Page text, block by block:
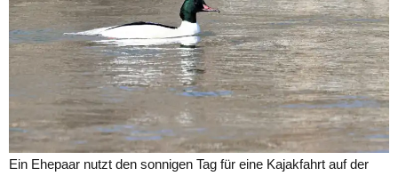
Ein Ehepaar nutzt den sonnigen Tag für eine Kajakfahrt auf der